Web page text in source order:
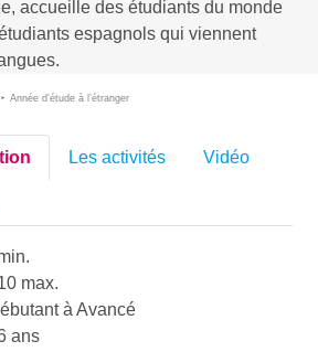
accueille des étudiants du monde
espagnols qui viennent
Année d’étude à l’étranger
Les activités Vidéo
max.
à Avancé
ans